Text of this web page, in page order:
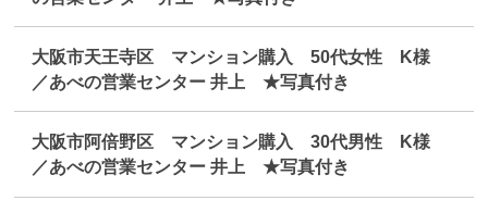
大阪市天王寺区 マンション購入 50代女性 K様
／あべの営業センター 井上 ★写真付き
大阪市阿倍野区 マンション購入 30代男性 K様
／あべの営業センター 井上 ★写真付き